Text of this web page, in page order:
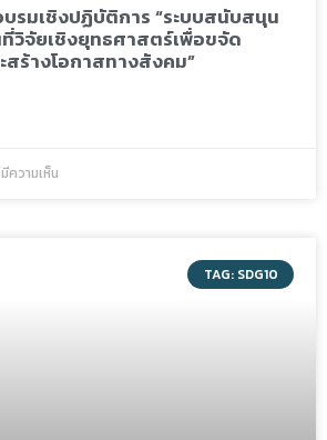
รมเชิงปฏิบัติการ “ระบบสนับสนุน
วิจัยเชิงยุทธศาสตร์เพื่อขจัด
ร้างโอกาสทางสังคม”
ความเห็น
TAG: SDG10